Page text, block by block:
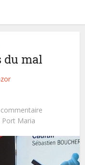
du mal
Port Maria